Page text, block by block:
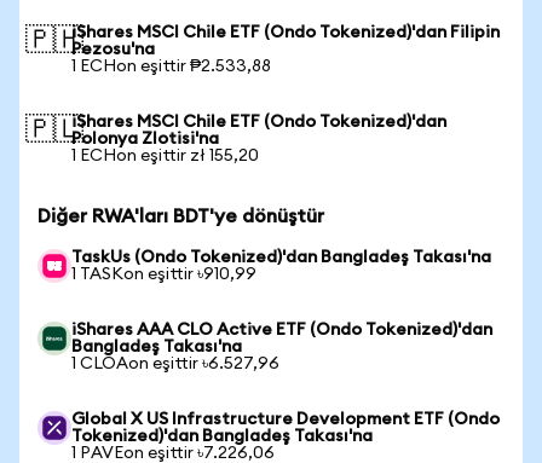
🇵🇭iShares MSCI Chile ETF (Ondo Tokenized)'dan Filipin
Pezosu'na
1 ECHon eşittir ₱2.533,88
🇵🇱iShares MSCI Chile ETF (Ondo Tokenized)'dan
Polonya Zlotisi'na
1 ECHon eşittir zł 155,20
Diğer RWA'ları BDT'ye dönüştür
TaskUs (Ondo Tokenized)'dan Bangladeş Takası'na
1 TASKon eşittir ৳910,99
iShares AAA CLO Active ETF (Ondo Tokenized)'dan
Bangladeş Takası'na
1 CLOAon eşittir ৳6.527,96
Global X US Infrastructure Development ETF (Ondo
Tokenized)'dan Bangladeş Takası'na
1 PAVEon eşittir ৳7.226,06